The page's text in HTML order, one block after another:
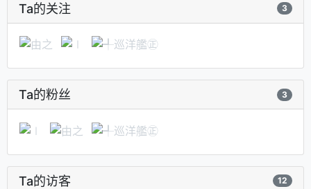
Ta的关注 3
Ta的粉丝 3
Ta的访客 12